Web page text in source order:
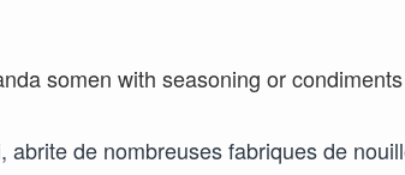
abrite de nombreuses fabriques de